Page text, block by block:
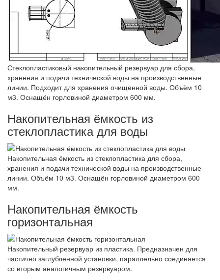
Стеклопластиковый накопительный резервуар для сбора,
хранения и подачи технической воды на производственные
линии. Подходит для хранения очищенной воды. Объём 10
м3. Оснащён горловиной диаметром 600 мм.
Накопительная ёмкость из
стеклопластика для воды
Накопительная ёмкость из стеклопластика для сбора,
хранения и подачи технической воды на производственные
линии. Объём 10 м3. Оснащён горловиной диаметром 600
мм.
Накопительная ёмкость
горизонтальная
Накопительный резервуар из пластика. Предназначен для
частично заглубленной установки, параллельно соединяется
со вторым аналогичным резервуаром.